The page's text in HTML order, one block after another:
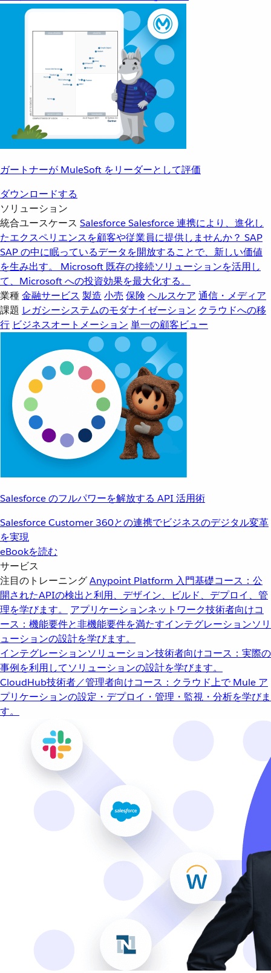
ガートナーが MuleSoft をリーダーとして評価
ダウンロードする
ソリューション
統合ユースケース SalesforceSalesforce 連携により、進化し
たエクスペリエンスを顧客や従業員に提供しませんか？ SAP
SAP の中に眠っているデータを開放することで、新しい価値
を生み出す。
Microsoft 既存の接続ソリューションを活用し
て、Microsoft への投資効果を最大化する。
業種金融サービス 製造 小売 保険 ヘルスケア 通信・メディア
課題 レガシーシステムのモダナイゼーション クラウドへの移
行 ビジネスオートメーション 単一の顧客ビュー
Salesforce のフルパワーを解放する API 活用術
Salesforce Customer 360との連携でビジネスのデジタル変革
を実現
eBookを読む
サービス
注目のトレーニングAnypoint Platform 入門基礎コース：公
開されたAPIの検出と利用、デザイン、ビルド、デプロイ、管
理を学びます。
アプリケーションネットワーク技術者向けコ
ース：機能要件と非機能要件を満たすインテグレーションソリ
ューションの設計を学びます。
インテグレーションソリューション技術者向けコース：実際の
事例を利用してソリューションの設計を学びます。
CloudHub技術者／管理者向けコース：クラウド上で Mule ア
プリケーションの設定・デプロイ・管理・監視・分析を学びま
す。